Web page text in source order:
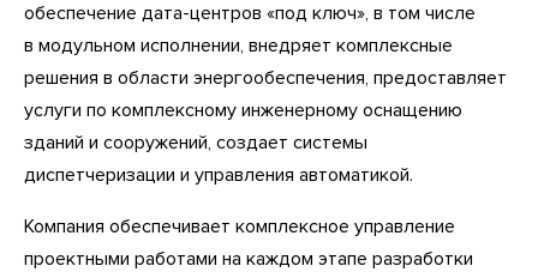
обеспечение дата-центров «под ключ», в том числе
в модульном исполнении, внедряет комплексные
решения в области энергообеспечения, предоставляет
услуги по комплексному инженерному оснащению
зданий и сооружений, создает системы
диспетчеризации и управления автоматикой.
Компания обеспечивает комплексное управление
проектными работами на каждом этапе разработки